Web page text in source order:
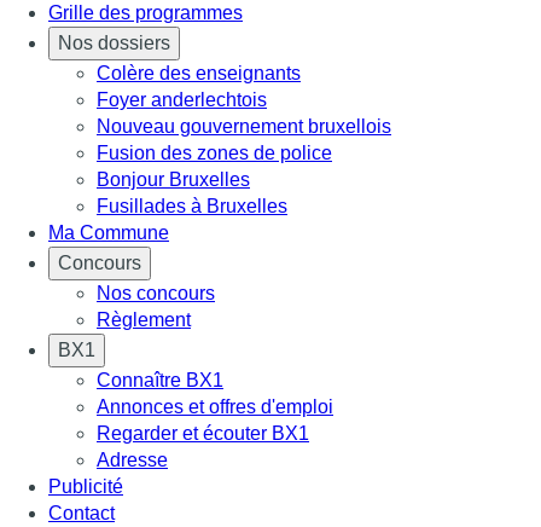
Grille des programmes
Nos dossiers
Colère des enseignants
Foyer anderlechtois
Nouveau gouvernement bruxellois
Fusion des zones de police
Bonjour Bruxelles
Fusillades à Bruxelles
Ma Commune
Concours
Nos concours
Règlement
BX1
Connaître BX1
Annonces et offres d'emploi
Regarder et écouter BX1
Adresse
Publicité
Contact